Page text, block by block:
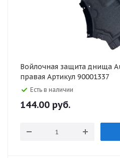
Войлочная защита днища
правая Артикул 90001337
Есть в наличии
144.00 руб.